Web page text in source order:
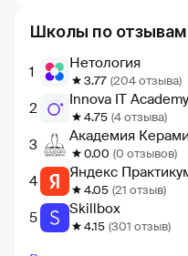
Школы по отзывам
1 Нетология
3.77 (204 отзыва)
2 Innova IT Academy
4.75 (4 отзыва)
3 Академия
0.00 (0 отзывов)
4 Яндекс
4.05 (21 отзыв)
5 Skillbox
4.15 (301 отзыв)